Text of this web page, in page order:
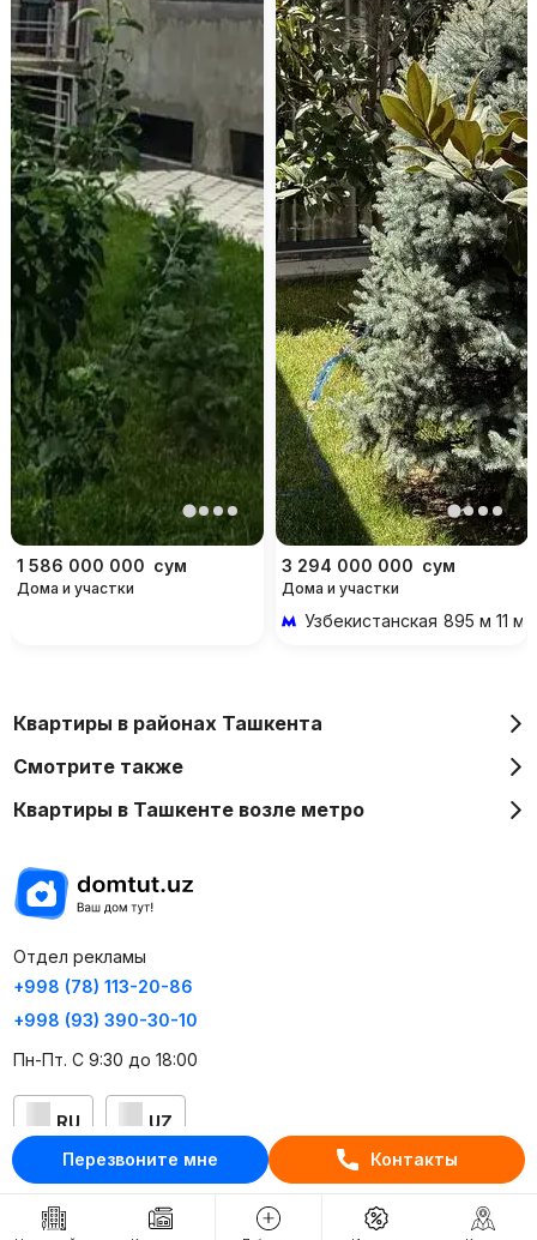
Перезвоните мне Контакты
1 586 000 000 сум
Дома и участки
3 294 000 000 сум
Дома и участки
Узбекистанская 895 м 11
Квартиры в районах Ташкента
Смотрите также
Квартиры в Ташкенте возле метро
Отдел рекламы
+998 (78) 113-20-86
+998 (93) 390-30-10
Пн-Пт. С 9:30 до 18:00
RU UZ
Контакты
О проекте